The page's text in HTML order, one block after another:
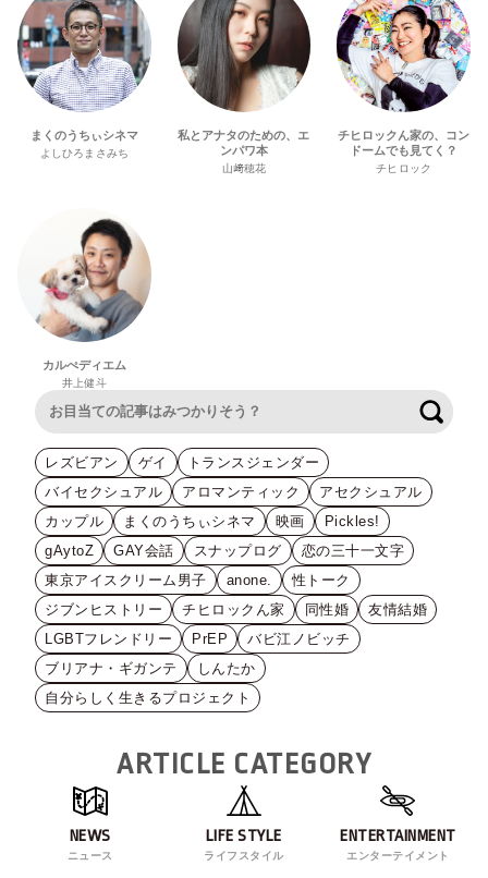
まくのうちぃシネマ
よしひろまさみち
私とアナタのための、エ
ンパワ本
山﨑穂花
チヒロックん家の、コン
ドームでも見てく？
チヒロック
カルぺディエム
井上健斗
レズビアン ゲイ
トランスジェンダー
バイセクシュアル
アロマンティック
アセクシュアル
カップル
まくのうちぃシネマ 映画
Pickles!
gAytoZ
GAY会話 スナップログ
恋の三十一文字
東京アイスクリーム男子
anone.
性トーク
ジブンヒストリー
チヒロックん家 同性婚
友情結婚
LGBTフレンドリー
PrEP
バビ江ノビッチ
ブリアナ・ギガンテ
しんたか
自分らしく生きるプロジェクト
ARTICLE CATEGORY
NEWS
ニュース
LIFE STYLE
ライフスタイル
ENTERTAINMENT
エンターテイメント